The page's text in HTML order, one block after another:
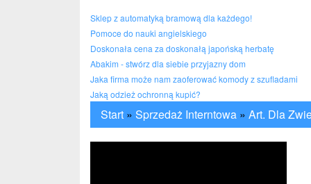
Sklep z automatyką bramową dla każdego!
Pomoce do nauki angielskiego
Doskonała cena za doskonałą japońską herbatę
Abakim - stwórz dla siebie przyjazny dom
Jaka firma może nam zaoferować komody z szufladami
Jaką odzież ochronną kupić?
Start » Sprzedaż Interntowa » Art. Dla